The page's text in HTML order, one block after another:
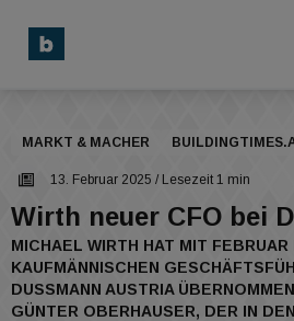
MARKT & MACHER
13. Februar 2025 / Lesezeit 1 min
Wirth neuer CFO bei
MICHAEL WIRTH HAT MIT
KAUFMÄNNISCHEN
DUSSMANN AUSTRIA
GÜNTER OBERHAUSER, DER IN